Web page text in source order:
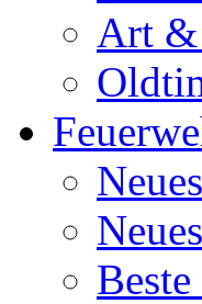
Art &